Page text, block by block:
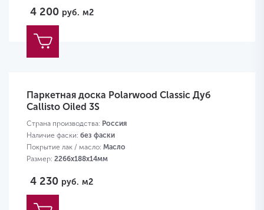
4 200 руб. м2
Паркетная доска Polarwood Classic Дуб
Callisto Oiled 3S
Страна производства: Россия
Наличие фаски: без фаски
Покрытие лак / масло: Масло
Размер: 2266х188х14мм
4 230 руб. м2